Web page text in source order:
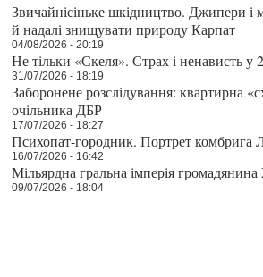
Звичайнісіньке шкідництво. Джипери і
й надалі знищувати природу Карпат
04/08/2026 - 20:19
Не тільки «Скеля». Страх і ненависть
31/07/2026 - 18:19
Заборонене розслідування: квартирна
очільника ДБР
17/07/2026 - 18:27
Психопат-городник. Портрет комбрига
16/07/2026 - 16:42
Мільярдна гральна імперія
09/07/2026 - 18:04